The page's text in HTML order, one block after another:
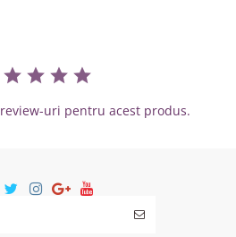
uri pentru acest produs.